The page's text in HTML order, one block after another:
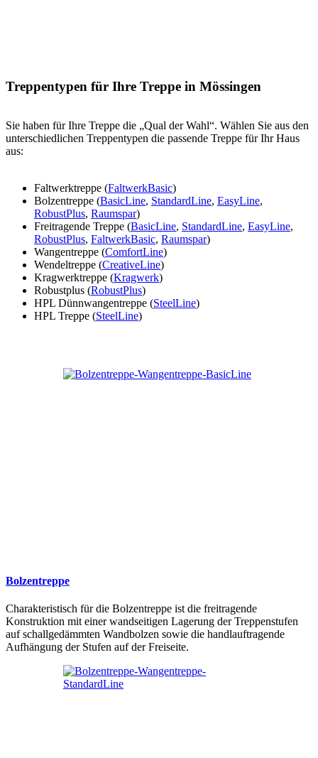
Treppentypen für Ihre Treppe in Mössingen
Sie haben für Ihre Treppe die „Qual der Wahl“. Wählen Sie aus den
unterschiedlichen Treppentypen die passende Treppe für Ihr Haus
aus:
Faltwerktreppe (FaltwerkBasic)
Bolzentreppe (BasicLine, StandardLine, EasyLine,
RobustPlus, Raumspar)
Freitragende Treppe (BasicLine, StandardLine, EasyLine,
RobustPlus, FaltwerkBasic, Raumspar)
Wangentreppe (ComfortLine)
Wendeltreppe (CreativeLine)
Kragwerktreppe (Kragwerk)
Robustplus (RobustPlus)
HPL Dünnwangentreppe (SteelLine)
HPL Treppe (SteelLine)
Bolzentreppe
Charakteristisch für die Bolzentreppe ist die freitragende
Konstruktion mit einer wandseitigen Lagerung der Treppenstufen
auf schallgedämmten Wandbolzen sowie die handlauftragende
Aufhängung der Stufen auf der Freiseite.